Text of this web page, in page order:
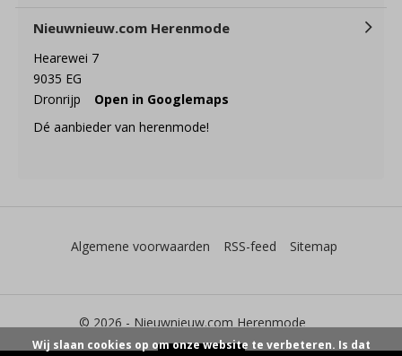
Nieuwnieuw.com Herenmode
Hearewei 7
9035 EG
Dronrijp
Open in Googlemaps
Dé aanbieder van herenmode!
© 2026 - Nieuwnieuw.com Herenmode
Algemene voorwaarden RSS-feed Sitemap
Wij slaan cookies op om onze website te verbeteren. Is dat